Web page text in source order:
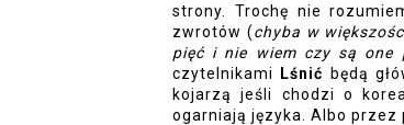
strony. Trochę nie
zwrotów (chyba w
pięć i nie wiem czy są one
czytelnikami
Lśnić
będą
kojarzą jeśli chodzi o
ogarniają języka. Albo przez